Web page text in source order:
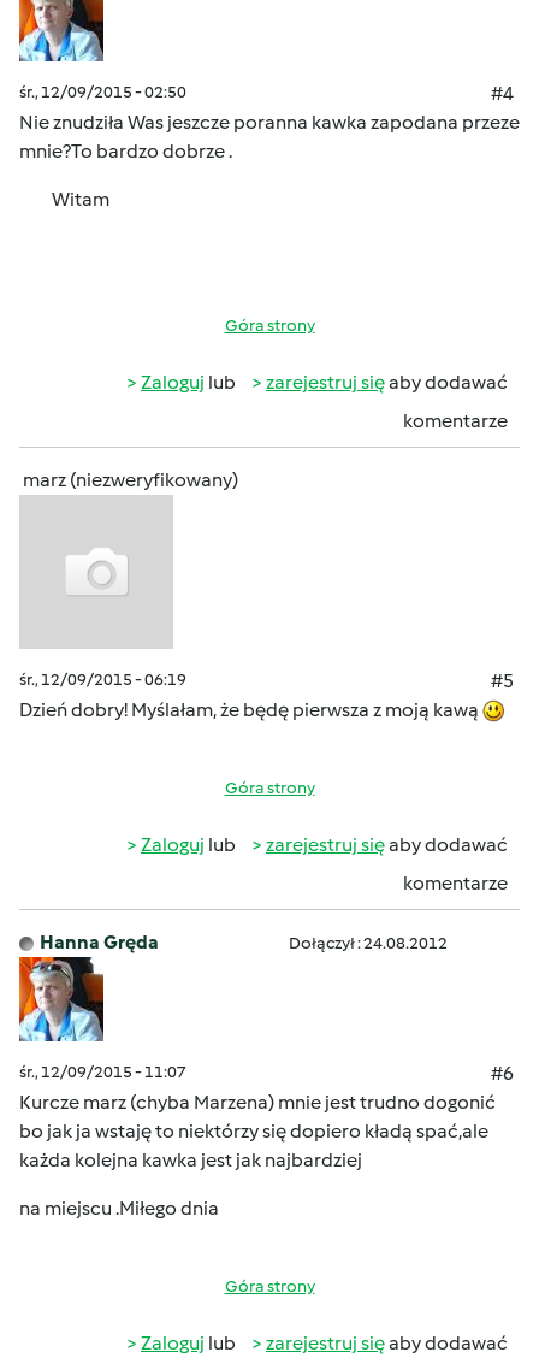
śr., 12/09/2015 - 02:50
#4
Nie znudziła Was jeszcze poranna kawka zapodana przeze
mnie?To bardzo dobrze .
Witam
Góra strony
Zaloguj lub zarejestruj sięaby dodawać
komentarze
marz (niezweryfikowany)
śr., 12/09/2015 - 06:19
#5
Dzień dobry! Myślałam, że będę pierwsza z moją kawą
Góra strony
Zaloguj lub zarejestruj sięaby dodawać
komentarze
Hanna Gręda Dołączył : 24.08.2012
śr., 12/09/2015 - 11:07
#6
Kurcze marz (chyba Marzena) mnie jest trudno dogonić
bo jak ja wstaję to niektórzy się dopiero kładą spać,ale
każda kolejna kawka jest jak najbardziej
na miejscu .Miłego dnia
Góra strony
Zaloguj lub zarejestruj sięaby dodawać